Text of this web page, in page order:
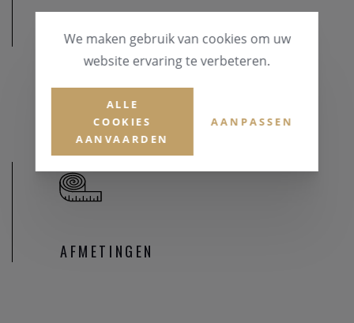
MATERIAAL
AFMETINGEN
We maken gebruik van cookies om uw
website ervaring te verbeteren.
ALLE
COOKIES
AANVAARDEN
AANPASSEN